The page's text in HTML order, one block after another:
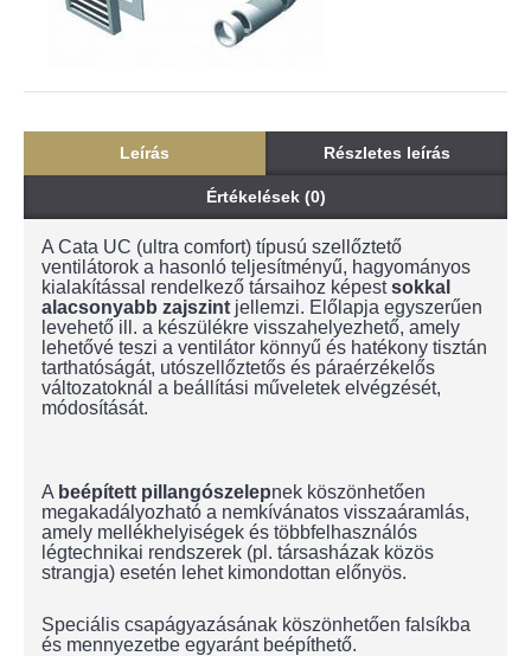
Leírás Részletes leírás
Értékelések (0)
A Cata UC (ultra comfort) típusú szellőztető
ventilátorok a hasonló teljesítményű, hagyományos
kialakítással rendelkező társaihoz képestsokkal
alacsonyabb zajszint jellemzi. Előlapja egyszerűen
levehető ill. a készülékre visszahelyezhető, amely
lehetővé teszi a ventilátor könnyű és hatékony tisztán
tarthatóságát, utószellőztetős és páraérzékelős
változatoknál a beállítási műveletek elvégzését,
módosítását.
A beépített pillangószelepnek köszönhetően
megakadályozható a nemkívánatos visszaáramlás,
amely mellékhelyiségek és többfelhasználós
légtechnikai rendszerek (pl. társasházak közös
strangja) esetén lehet kimondottan előnyös.
Speciális csapágyazásának köszönhetően falsíkba
és mennyezetbe egyaránt beépíthető.